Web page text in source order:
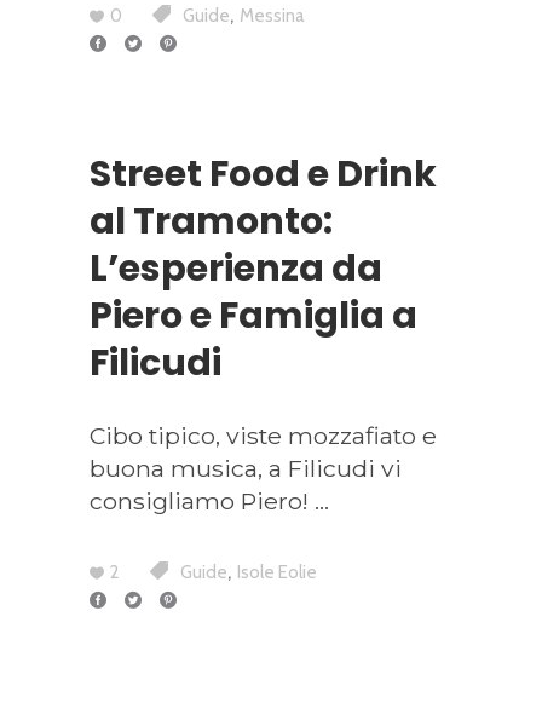
0 Guide, Messina
Street Food e Drink
al Tramonto:
L’esperienza da
Piero e Famiglia a
Filicudi
Cibo tipico, viste mozzafiato e
buona musica, a Filicudi vi
consigliamo Piero!
2 Guide, Isole Eolie